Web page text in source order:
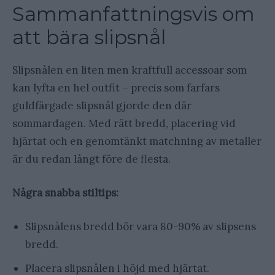
Sammanfattningsvis om
att bära slipsnål
Slipsnålen en liten men kraftfull accessoar som
kan lyfta en hel outfit – precis som farfars
guldfärgade slipsnål gjorde den där
sommardagen. Med rätt bredd, placering vid
hjärtat och en genomtänkt matchning av metaller
är du redan långt före de flesta.
Några snabba stiltips:
Slipsnålens bredd bör vara 80-90% av slipsens
bredd.
Placera slipsnålen i höjd med hjärtat.